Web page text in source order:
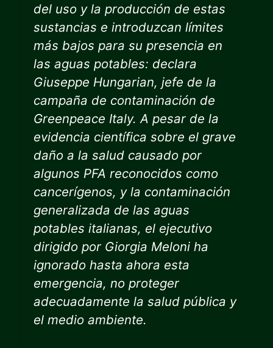
del uso y la producción de estas
sustancias e introduzcan límites
más bajos para su presencia en
las aguas potables: declara
Giuseppe Hungarian, jefe de la
campaña de contaminación de
Greenpeace Italy. A pesar de la
evidencia científica sobre el grave
daño a la salud causado por
algunos PFA reconocidos como
cancerígenos, y la contaminación
generalizada de las aguas
potables italianas, el ejecutivo
dirigido por Giorgia Meloni ha
ignorado hasta ahora esta
emergencia, no proteger
adecuadamente la salud pública y
el medio ambiente.